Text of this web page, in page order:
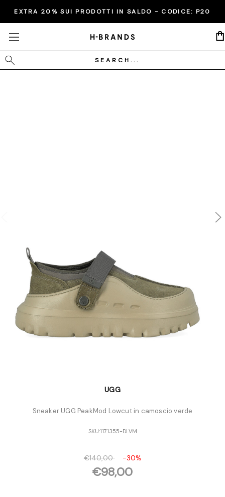
EXTRA 20% SUI PRODOTTI IN SALDO - CODICE: P20
Cerca
UGG
Sneaker UGG PeakMod Lowcut in camoscio verde
SKU:1171355-DLVM
€140,00 -30%
€98,00